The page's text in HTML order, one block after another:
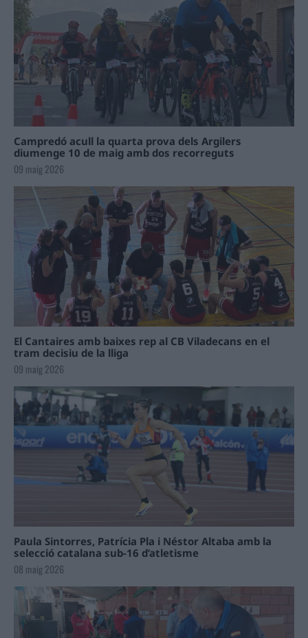
Campredó acull la quarta prova dels Argilers
diumenge 10 de maig amb dos recorreguts
09 maig 2026
El Cantaires amb baixes rep al CB Viladecans en el
tram decisiu de la lliga
09 maig 2026
Paula Sintorres, Patrícia Pla i Néstor Altaba amb la
selecció catalana sub-16 d’atletisme
08 maig 2026